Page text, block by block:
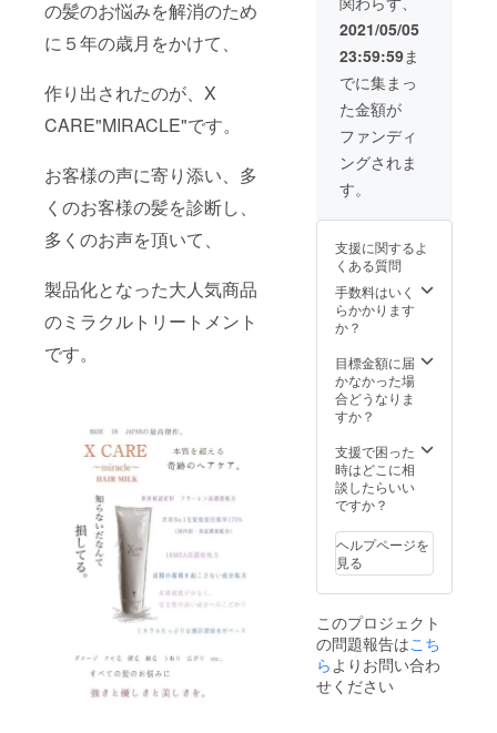
の髪のお悩みを解消のため
に５年の歳月をかけて、
作り出されたのが、X
CARE"MIRACLE"です。
お客様の声に寄り添い、多
くのお客様の髪を診断し、
多くのお声を頂いて、
製品化となった大人気商品
のミラクルトリートメント
です。
思いま
す
してい
ます ※
2021年
5月より
順次発
送とな
ります
赤ちゃ
んにも
安心◎
肌全身
のケ
ア、頭
皮ケ
ア、ヘ
アケア
とどこ
こだわ
りのオ
イル︎ 天
然100%
の商品
は山ほ
成分を
何を
使って
は全く
変わり
ます！
今まで
100%を
好きで
使われ
ていた
XCARE
を使え
ば 同じ
天然
100%で
品：ヘ
アミル
ク ダ
メー
ジ、く
せ毛、
硬毛、
細毛、
うね
り、広
ての髪
みの方
へ... 世
界初の
高濃度
フラー
合（世
界初認
証商
品） 毛
175%
(国内
初・実
証濃度
皮膜の
蓄積も
起こさ
ない、
合 皮膚
刺激も
少な
く、安
全性の
2021/05/05
23:59:59ま
でに集まっ
た金額が
ファンディ
ングされま
す。
支援に関するよ
くある質問
手数料はいく
らかかります
か？
目標金額に届
かなかった場
合どうなりま
すか？
支援で困った
時はどこに相
談したらいい
ですか？
ヘルプページを
見る
このプロジェクト
の問題報告はこち
ら よりお問い合わ
せください